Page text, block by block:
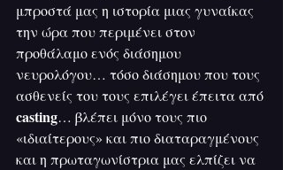
μπροστά μας η ιστορία μιας γυναίκας
την ώρα που περιμένει στον
προθάλαμο ενός διάσημου
νευρολόγου… τόσο διάσημου που τους
ασθενείς του τους επιλέγει έπειτα από
casting… βλέπει μόνο τους πιο
«ιδιαίτερους» και πιο διαταραγμένους
και η πρωταγωνίστρια μας ελπίζει να